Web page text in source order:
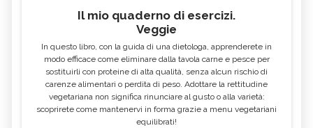
Il mio quaderno di esercizi.
Veggie
In questo libro, con la guida di una dietologa, apprenderete in
modo efficace come eliminare dalla tavola carne e pesce per
sostituirli con proteine di alta qualità, senza alcun rischio di
carenze alimentari o perdita di peso. Adottare la rettitudine
vegetariana non significa rinunciare al gusto o alla varietà:
scoprirete come mantenervi in forma grazie a menu vegetariani
equilibrati!